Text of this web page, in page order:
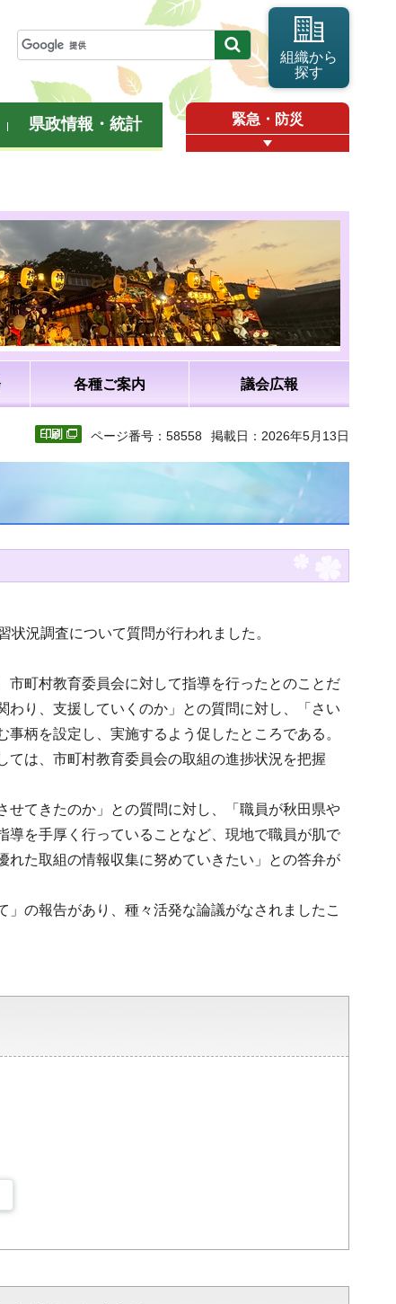
組織から
探す
県政情報・統計 緊急・防災
各種ご案内 議会広報
ページ番号：58558 掲載日：2026年5月13日
況調査について質問が行われました。
市町村教育委員会に対して指導を行ったとのことだ
り、支援していくのか」との質問に対し、「さい
柄を設定し、実施するよう促したところである。
は、市町村教育委員会の取組の進捗状況を把握
てきたのか」との質問に対し、「職員が秋田県や
を手厚く行っていることなど、現地で職員が肌で
た取組の情報収集に努めていきたい」との答弁が
の報告があり、種々活発な論議がなされましたこ